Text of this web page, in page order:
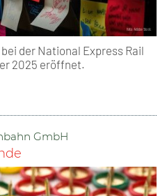
der National Express Rail
2025 eröffnet.
GmbH